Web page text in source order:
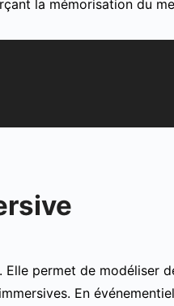
la mémorisation du
permet de modéliser
En